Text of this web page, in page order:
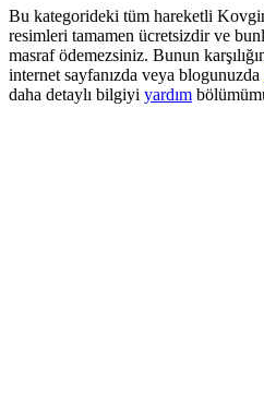
Bu kategorideki tüm hareketli
resimleri tamamen ücretsizdir ve
masraf ödemezsiniz. Bunun
internet sayfanızda veya blogunuzda
daha detaylı bilgiyi yardım